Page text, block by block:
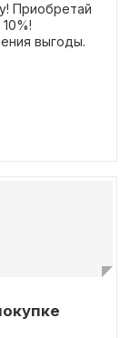
Приобретай
выгоды.